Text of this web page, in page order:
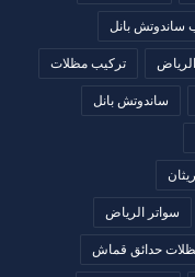
ساندوتش بانل
تركيب مظلات
ساندوتش بانل
سواتر الرياض
حدائق قماش